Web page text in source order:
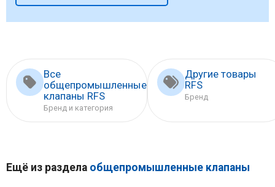
Все
общепромышленные
клапаны RFS
Бренд и категория
Другие товары
RFS
Бренд
Ещё из раздела общепромышленные клапаны